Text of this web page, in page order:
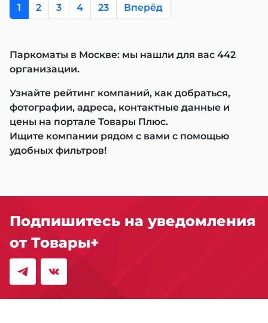
1 2 3 4 23 Вперёд
Паркоматы в Москве: мы нашли для вас 442
организации.
Узнайте рейтинг компаний, как добраться,
фотографии, адреса, контактные данные и
цены на портале Товары Плюс.
Ищите компании рядом с вами с помощью
удобных фильтров!
Подпишитесь на уведомления
от Товары+